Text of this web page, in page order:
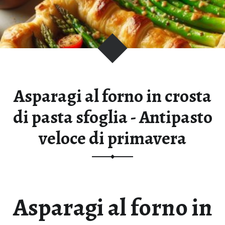
T
E
D
I
P
A
L
Asparagi al forno in crosta
di pasta sfoglia - Antipasto
veloce di primavera
Asparagi al forno in